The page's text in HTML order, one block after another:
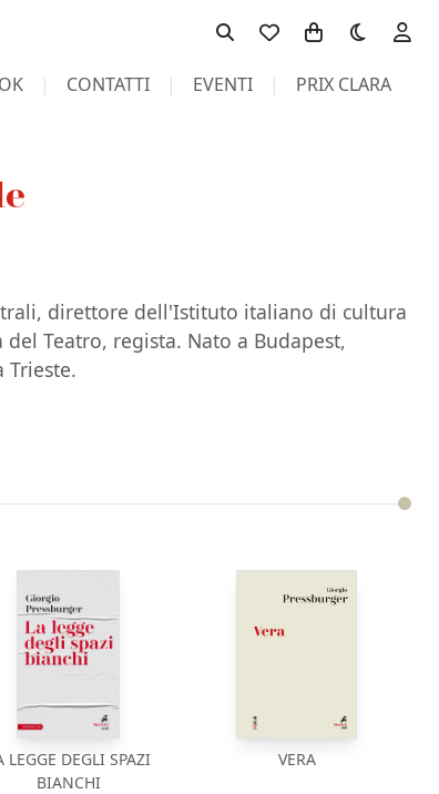
Toggle theme
CONTATTI EVENTI PRIX CLARA
direttore dell'Istituto italiano di cultura
Teatro, regista. Nato a Budapest,
LEGGE DEGLI SPAZI
BIANCHI
VERA